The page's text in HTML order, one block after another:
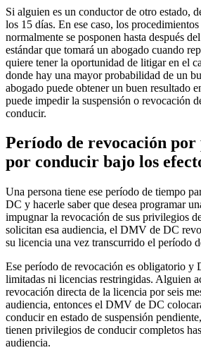
Si alguien es un conductor de otro estado,
los 15 días. En ese caso, los
normalmente se posponen hasta después
estándar que tomará un abogado cuando
quiere tener la oportunidad de litigar en el
donde hay una mayor probabilidad de un
abogado puede obtener un buen resultado
puede impedir la suspensión o revocación
conducir.
Período de revocación
por conducir bajo los
Una persona tiene ese período de tiempo
DC y hacerle saber que desea programar
impugnar la revocación de sus privilegios
solicitan esa audiencia, el DMV de DC
su licencia una vez transcurrido el período
Ese período de revocación es obligatorio y
limitadas ni licencias restringidas. Alguien
revocación directa de la licencia por seis
audiencia, entonces el DMV de DC
conducir en estado de suspensión
tienen privilegios de conducir completos
audiencia.